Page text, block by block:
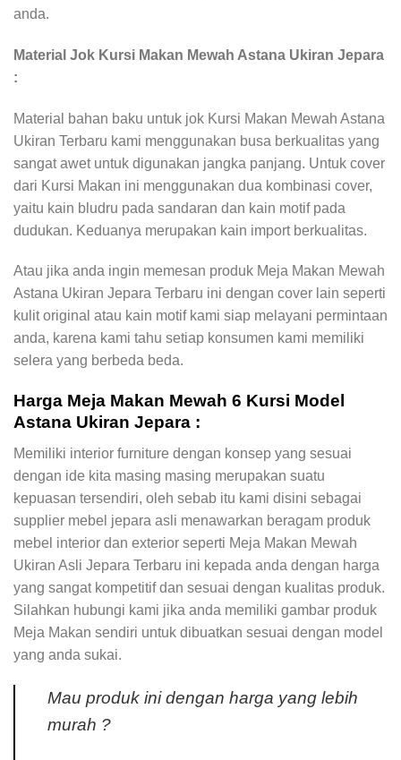
anda.
Material Jok Kursi Makan Mewah Astana Ukiran Jepara
:
Material bahan baku untuk jok Kursi Makan Mewah Astana
Ukiran Terbaru kami menggunakan busa berkualitas yang
sangat awet untuk digunakan jangka panjang. Untuk cover
dari Kursi Makan ini menggunakan dua kombinasi cover,
yaitu kain bludru pada sandaran dan kain motif pada
dudukan. Keduanya merupakan kain import berkualitas.
Atau jika anda ingin memesan produk Meja Makan Mewah
Astana Ukiran Jepara Terbaru ini dengan cover lain seperti
kulit original atau kain motif kami siap melayani permintaan
anda, karena kami tahu setiap konsumen kami memiliki
selera yang berbeda beda.
Harga Meja Makan Mewah 6 Kursi Model
Astana Ukiran Jepara :
Memiliki interior furniture dengan konsep yang sesuai
dengan ide kita masing masing merupakan suatu
kepuasan tersendiri, oleh sebab itu kami disini sebagai
supplier mebel jepara asli menawarkan beragam produk
mebel interior dan exterior seperti Meja Makan Mewah
Ukiran Asli Jepara Terbaru ini kepada anda dengan harga
yang sangat kompetitif dan sesuai dengan kualitas produk.
Silahkan hubungi kami jika anda memiliki gambar produk
Meja Makan sendiri untuk dibuatkan sesuai dengan model
yang anda sukai.
Mau produk ini dengan harga yang lebih
murah ?